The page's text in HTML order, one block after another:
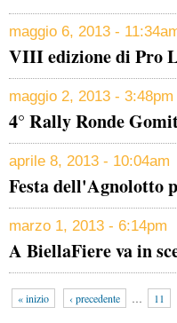
maggio 6, 2013 -
VIII edizione di Pro
maggio 2, 2013 - 3:48pm
4° Rally Ronde
aprile 8, 2013 - 10:04am
Festa dell'Agnolotto
marzo 1, 2013 - 6:14pm
A BiellaFiere va in
« inizio ‹ precedente … 11